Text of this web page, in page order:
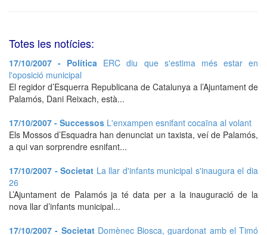
Totes les notícies:
17/10/2007 - Política ERC diu que s'estima més estar en
l'oposició municipal
El regidor d’Esquerra Republicana de Catalunya a l’Ajuntament de
Palamós, Dani Reixach, està...
17/10/2007 - Successos L'enxampen esnifant cocaïna al volant
Els Mossos d’Esquadra han denunciat un taxista, veí de Palamós,
a qui van sorprendre esnifant...
17/10/2007 - Societat La llar d'infants municipal s'inaugura el dia
26
L’Ajuntament de Palamós ja té data per a la inauguració de la
nova llar d’infants municipal...
17/10/2007 - Societat Domènec Biosca, guardonat amb el Timó